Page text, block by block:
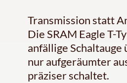
Transmission statt
Die SRAM Eagle T-
anfällige
nur aufgeräumter
präziser schaltet.